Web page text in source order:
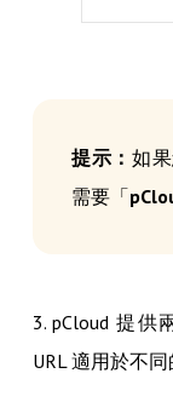
提示： 如
需要「
3. pCloud 提
URL 適用於不同